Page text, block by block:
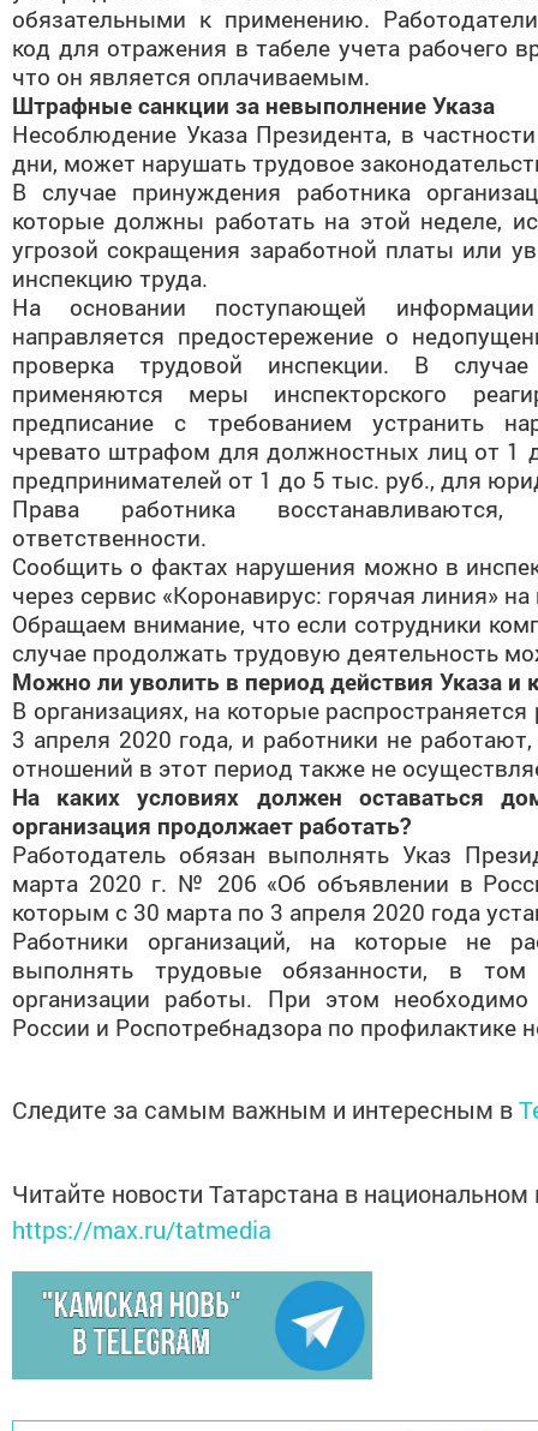
обязательными к применению.
код для отражения в табеле учета рабочего
что он является оплачиваемым.
Штрафные санкции за невыполнение Указа
Несоблюдение Указа Президента, в
дни, может нарушать трудовое
В случае принуждения работника
которые должны работать на этой неделе,
угрозой сокращения заработной платы или
инспекцию труда.
На основании поступающей информации
направляется предостережение о
проверка трудовой инспекции. В
применяются меры инспекторского
предписание с требованием устранить
чревато штрафом для должностных лиц от 1
предпринимателей от 1 до 5 тыс. руб., для
Права работника
ответственности.
Сообщить о фактах нарушения можно в
через сервис «Коронавирус: горячая линия»
Обращаем внимание, что если сотрудники
случае продолжать трудовую деятельность
Можно ли уволить в период действия Указа и
В организациях, на которые
3 апреля 2020 года, и работники не
отношений в этот период также не
На каких условиях должен оставаться
организация продолжает работать?
Работодатель обязан выполнять Указ
марта 2020 г. № 206 «Об объявлении в
которым с 30 марта по 3 апреля 2020 года
Работники организаций, на которые не
выполнять трудовые обязанности, в
организации работы. При этом
России и Роспотребнадзора по профилактике
Следите за самым важным и интересным в
Читайте новости Татарстана в
https://max.ru/tatmedia